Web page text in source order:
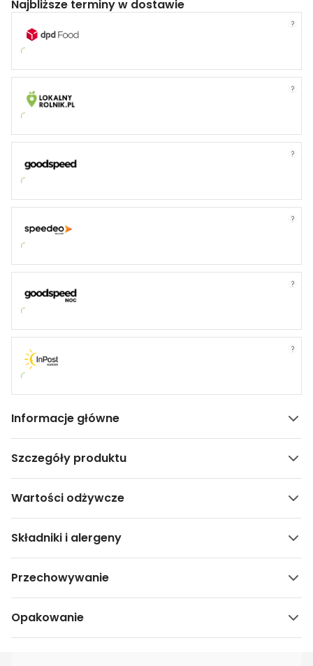
Najbliższe terminy w dostawie
?
?
?
?
?
?
Informacje główne
Szczegóły produktu
Wartości odżywcze
Składniki i alergeny
Przechowywanie
Opakowanie